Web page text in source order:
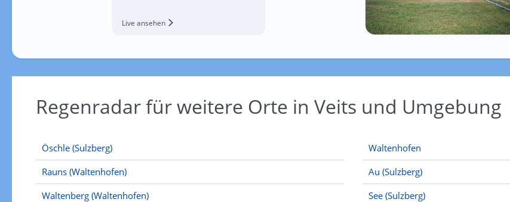
Live ansehen
Regenradar für weitere Orte in Veits und Umgebung
Öschle (Sulzberg)
Rauns (Waltenhofen)
Waltenberg (Waltenhofen)
Waltenhofen
Au (Sulzberg)
See (Sulzberg)